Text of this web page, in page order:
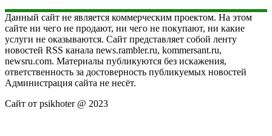
Данный сайт не является коммерческим проектом. На этом
сайте ни чего не продают, ни чего не покупают, ни какие
услуги не оказываются. Сайт представляет собой ленту
новостей RSS канала news.rambler.ru, kommersant.ru,
newsru.com. Материалы публикуются без искажения,
ответственность за достоверность публикуемых новостей
Администрация сайта не несёт.
Сайт от psikhoter @ 2023